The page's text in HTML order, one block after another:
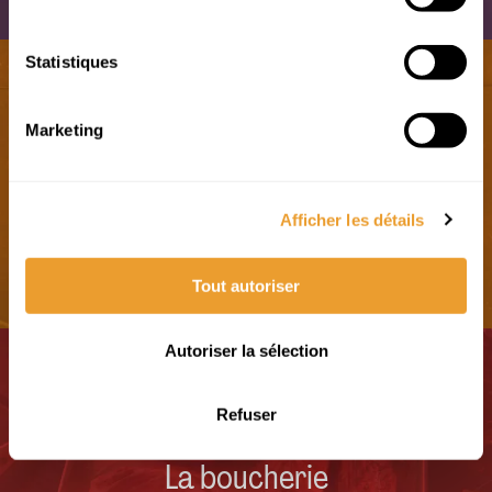
Statistiques
Marketing
Afficher les détails
Tout autoriser
Autoriser la sélection
Refuser
La boucherie